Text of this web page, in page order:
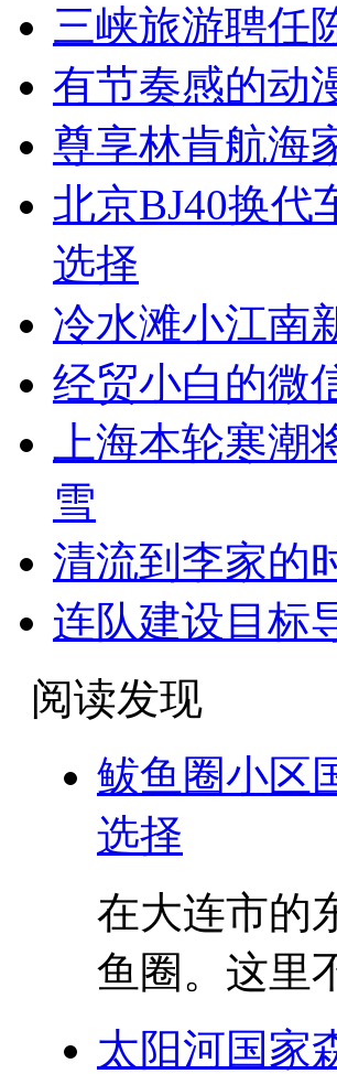
三峡旅游聘任
有节奏感的动
尊享林肯航海
北京BJ40换代
选择
冷水滩小江南
经贸小白的微
上海本轮寒
雪
清流到李家的
连队建设目标
阅读发现
鲅鱼圈小区
选择
在大连市的
鱼圈。这里
太阳河国家